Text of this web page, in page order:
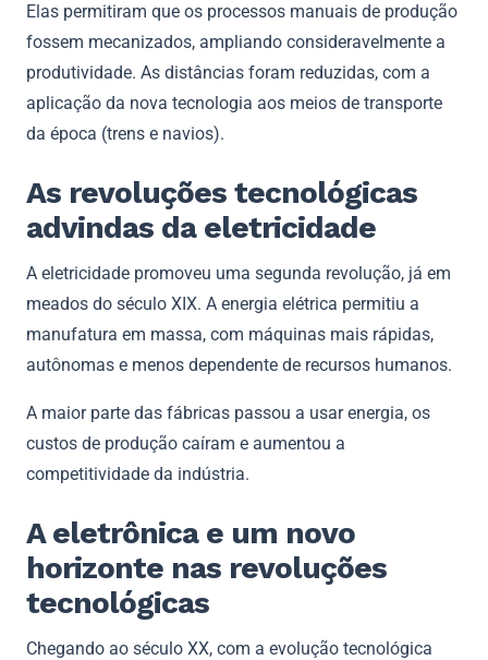
Elas permitiram que os processos manuais de produção
fossem mecanizados, ampliando consideravelmente a
produtividade. As distâncias foram reduzidas, com a
aplicação da nova tecnologia aos meios de transporte
da época (trens e navios).
As revoluções tecnológicas
advindas da eletricidade
A eletricidade promoveu uma segunda revolução, já em
meados do século XIX. A energia elétrica permitiu a
manufatura em massa, com máquinas mais rápidas,
autônomas e menos dependente de recursos humanos.
A maior parte das fábricas passou a usar energia, os
custos de produção caíram e aumentou a
competitividade da indústria.
A eletrônica e um novo
horizonte nas revoluções
tecnológicas
Chegando ao século XX, com a evolução tecnológica